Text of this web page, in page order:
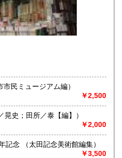
側を駿河台に向けて歩いていき
に悠久堂の看板が見えます。
国の美術書や美術全集が各種
・美術関係の本など趣味に関
秘の力 （川崎市市民ミュージアム編）
￥2,500
パクト （椎野／晃史；田所／泰【編】）
￥2,000
菊川英山 : 特別展 : 没後150年記念 （太田記念美術館編集）
￥3,500